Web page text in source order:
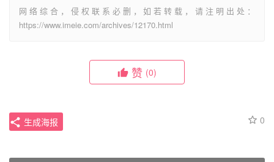
网络综合，侵权联系必删，如若转载，请注明出处：
https://www.imeie.com/archives/12170.html
赞 (0)
0
生成海报